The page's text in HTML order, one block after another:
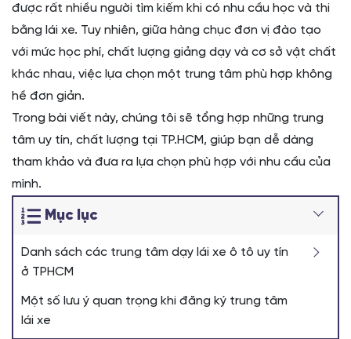
được rất nhiều người tìm kiếm khi có nhu cầu học và thi
bằng lái xe. Tuy nhiên, giữa hàng chục đơn vị đào tạo
với mức học phí, chất lượng giảng dạy và cơ sở vật chất
khác nhau, việc lựa chọn một trung tâm phù hợp không
hề đơn giản.
Trong bài viết này, chúng tôi sẽ tổng hợp những trung
tâm uy tín, chất lượng tại TP.HCM, giúp bạn dễ dàng
tham khảo và đưa ra lựa chọn phù hợp với nhu cầu của
mình.
Mục lục
Danh sách các trung tâm dạy lái xe ô tô uy tín
ở TPHCM
Một số lưu ý quan trọng khi đăng ký trung tâm
lái xe